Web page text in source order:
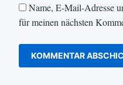
Name, E-Mail-Adresse
für meinen nächsten